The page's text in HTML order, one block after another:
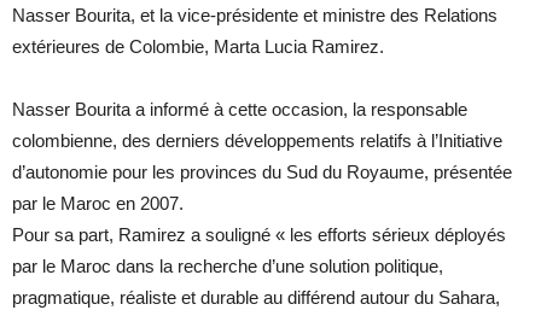
Nasser Bourita, et la vice-présidente et ministre des Relations
extérieures de Colombie, Marta Lucia Ramirez.
Nasser Bourita a informé à cette occasion, la responsable
colombienne, des derniers développements relatifs à l’Initiative
d’autonomie pour les provinces du Sud du Royaume, présentée
par le Maroc en 2007.
Pour sa part, Ramirez a souligné « les efforts sérieux déployés
par le Maroc dans la recherche d’une solution politique,
pragmatique, réaliste et durable au différend autour du Sahara,